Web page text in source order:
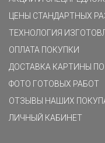
ЦЕНЫ СТАНДАРТНЫХ
ТЕХНОЛОГИЯ
ОПЛАТА ПОКУПКИ
ДОСТАВКА КАРТИНЫ
ФОТО ГОТОВЫХ РАБОТ
ОТЗЫВЫ НАШИХ
ЛИЧНЫЙ КАБИНЕТ